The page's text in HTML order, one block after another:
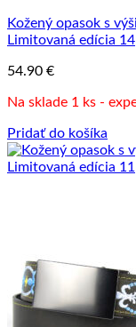
Kožený opasok s
Limitovaná edícia 14
54.90 €
Na sklade 1 ks -
Pridať do košíka